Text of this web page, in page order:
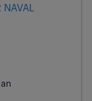
NAVAL